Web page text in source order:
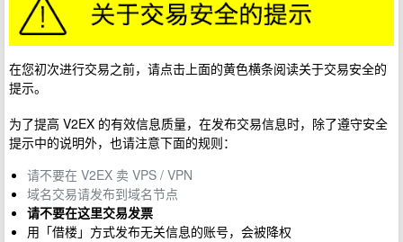
在您初次进行交易之前，请点击上面的黄色横条阅读关于交易安全的
提示。
为了提高 V2EX 的有效信息质量，在发布交易信息时，除了遵守安全
提示中的说明外，也请注意下面的规则：
请不要在 V2EX 卖 VPS / VPN
域名交易请发布到域名节点
请不要在这里交易发票
用「借楼」方式发布无关信息的账号，会被降权